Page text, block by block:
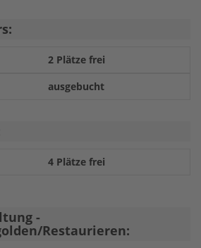
2 Plätze frei
ausgebucht
4 Plätze frei
-
Restaurieren: